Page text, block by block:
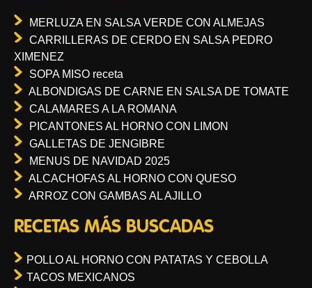
MERLUZA EN SALSA VERDE CON ALMEJAS
CARRILLERAS DE CERDO EN SALSA PEDRO
XIMENEZ
SOPA MISO receta
ALBONDIGAS DE CARNE EN SALSA DE TOMATE
CALAMARES A LA ROMANA
PICANTONES AL HORNO CON LIMON
GALLETAS DE JENGIBRE
MENUS DE NAVIDAD 2025
ALCACHOFAS AL HORNO CON QUESO
ARROZ CON GAMBAS AL AJILLO
RECETAS MÁS BUSCADAS
POLLO AL HORNO CON PATATAS Y CEBOLLA
TACOS MEXICANOS